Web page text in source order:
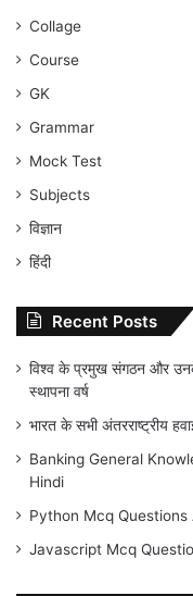
Collage
Course
GK
Grammar
Mock Test
Subjects
विज्ञान
हिंदी
Recent Posts
विश्व के प्रमुख संगठन और
स्थापना वर्ष
भारत के सभी अंतरराष्ट्रीय
Banking General
Hindi
Python Mcq
Javascript Mcq